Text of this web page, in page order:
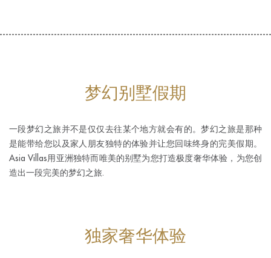
梦幻别墅假期
一段梦幻之旅并不是仅仅去往某个地方就会有的。梦幻之旅是那种
是能带给您以及家人朋友独特的体验并让您回味终身的完美假期。
Asia Villas用亚洲独特而唯美的别墅为您打造极度奢华体验，为您创
造出一段完美的梦幻之旅.
独家奢华体验